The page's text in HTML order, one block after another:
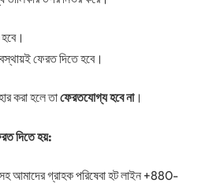
ফেরত দিতে হবে।
করা হলে তাফেরতযোগ্য হবে না।
দিতে হয়:
সহ আমাদের গ্রাহক পরিষেবা হট লাইন +880-